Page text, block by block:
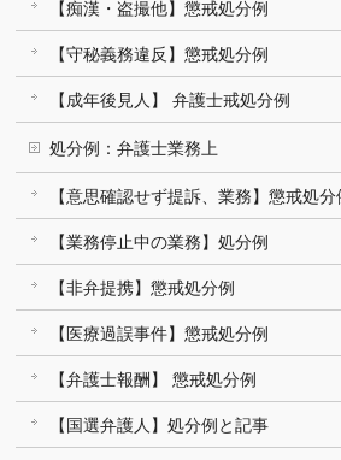
【痴漢・盗撮他】懲戒処分例
【守秘義務違反】懲戒処分例
【成年後見人】 弁護士戒処分例
処分例：弁護士業務上
【意思確認せず提訴、業務】懲戒処分
【業務停止中の業務】処分例
【非弁提携】懲戒処分例
【医療過誤事件】懲戒処分例
【弁護士報酬】 懲戒処分例
【国選弁護人】処分例と記事